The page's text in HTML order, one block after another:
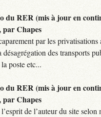
du RER (mis à jour en
parChapes
par les privatisations
désagrégation des transports
poste etc...
du RER (mis à jour en
parChapes
de l’auteur du site